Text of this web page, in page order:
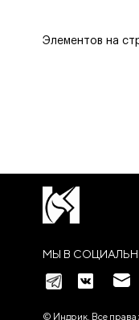
Элементов на
МЫ В
© Индрик. Все